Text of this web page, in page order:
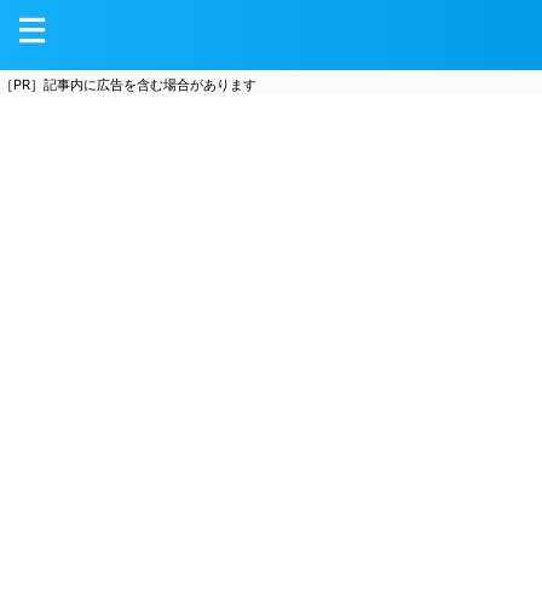
［PR］記事内に広告を含む場合があります